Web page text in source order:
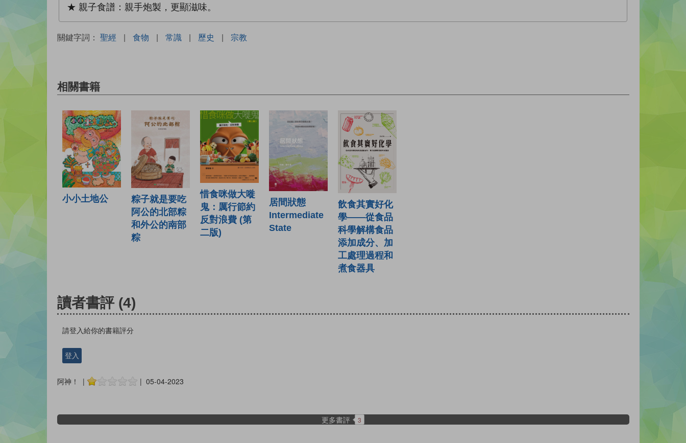
★ 親子食譜：親手炮製，更顯滋味。
關鍵字詞： 聖經 | 食物 | 常識 | 歷史 | 宗教
相關書籍
小小土地公
粽子就是要吃
阿公的北部粽
和外公的南部
粽
惜食咪做大嘥
鬼：厲行節約
反對浪費 (第
二版)
居間狀態
Intermediate
State
飲食其實好化
學——從食品
科學解構食品
添加成分、加
工處理過程和
煮食器具
讀者書評 (4)
請登入給你的書籍評分
登入
阿神！ | | 05-04-2023
更多書評 3